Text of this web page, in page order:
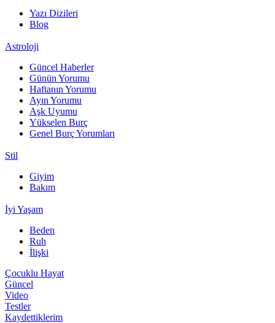
Yazı Dizileri
Blog
Astroloji
Güncel Haberler
Günün Yorumu
Haftanın Yorumu
Ayın Yorumu
Aşk Uyumu
Yükselen Burç
Genel Burç Yorumları
Stil
Giyim
Bakım
İyi Yaşam
Beden
Ruh
İlişki
Çocuklu Hayat
Güncel
Video
Testler
Kaydettiklerim